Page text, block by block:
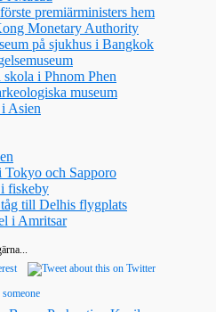
premiärministers hem
Monetary Authority
på sjukhus i Bangkok
i Phnom Phen
museum
Asien
Tokyo och Sapporo
fiskeby
till Delhis flygplats
i Amritsar